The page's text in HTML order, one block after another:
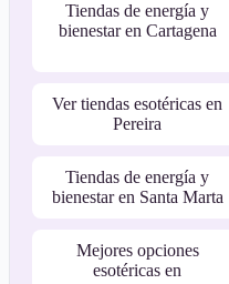
Tiendas de energía y
bienestar en Cartagena
Ver tiendas esotéricas en
Pereira
Tiendas de energía y
bienestar en Santa Marta
Mejores opciones
esotéricas en